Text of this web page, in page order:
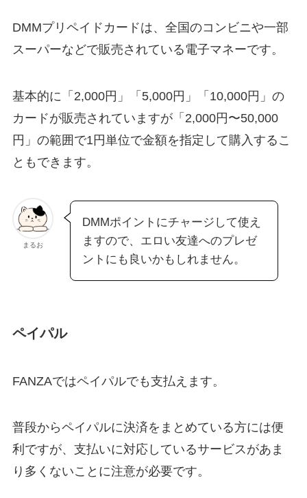
DMMプリペイドカードは、全国のコンビニや一部
スーパーなどで販売されている電子マネーです。
基本的に「2,000円」「5,000円」「10,000円」の
カードが販売されていますが「2,000円〜50,000
円」の範囲で1円単位で金額を指定して購入するこ
ともできます。
まるお
DMMポイントにチャージして使え
ますので、エロい友達へのプレゼ
ントにも良いかもしれません。
ペイパル
FANZAではペイパルでも支払えます。
普段からペイパルに決済をまとめている方には便
利ですが、支払いに対応しているサービスがあま
り多くないことに注意が必要です。